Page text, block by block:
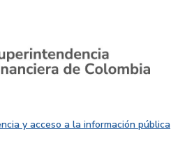
y acceso a la información pública